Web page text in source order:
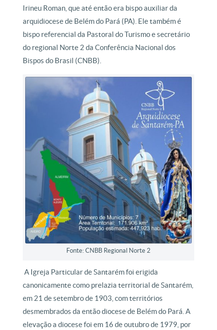
Irineu Roman, que até então era bispo auxiliar da
arquidiocese de Belém do Pará (PA). Ele também é
bispo referencial da Pastoral do Turismo e secretário
do regional Norte 2 da Conferência Nacional dos
Bispos do Brasil (CNBB).
Fonte: CNBB Regional Norte 2
A Igreja Particular de Santarém foi erigida
canonicamente como prelazia territorial de Santarém,
em 21 de setembro de 1903, com territórios
desmembrados da então diocese de Belém do Pará. A
elevação a diocese foi em 16 de outubro de 1979, por